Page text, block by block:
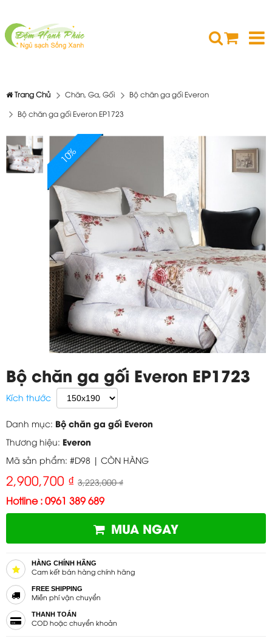
Trang Chủ Chăn, Ga, Gối
Bộ chăn ga gối Everon
Bộ chăn ga gối Everon EP1723
10%
Bộ chăn ga gối Everon EP1723
Kích thước
Danh mục: Bộ chăn ga gối Everon
Thương hiệu: Everon
Mã sản phẩm: #D98 | CÒN HÀNG
2,900,700 ₫ 3,223,000 ₫
Hotline : 0961 389 689
MUA NGAY
HÀNG CHÍNH HÃNG
Cam kết bán hàng chính hãng
FREE SHIPPING
Miễn phí vận chuyển
THANH TOÁN
COD hoặc chuyển khoản